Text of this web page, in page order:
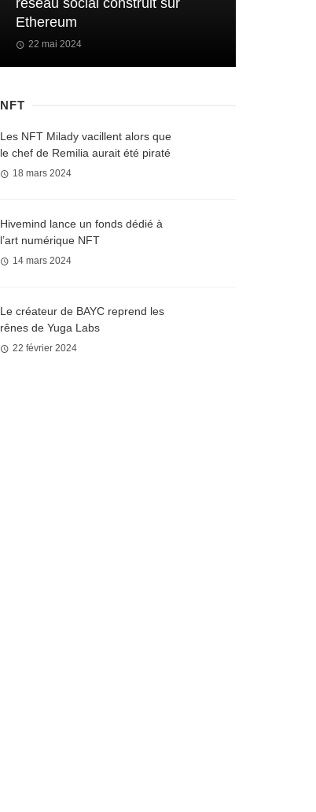
réseau social construit sur
Ethereum
22 mai 2024
NFT
Les NFT Milady vacillent alors que
le chef de Remilia aurait été piraté
18 mars 2024
Hivemind lance un fonds dédié à
l’art numérique NFT
14 mars 2024
Le créateur de BAYC reprend les
rênes de Yuga Labs
22 février 2024